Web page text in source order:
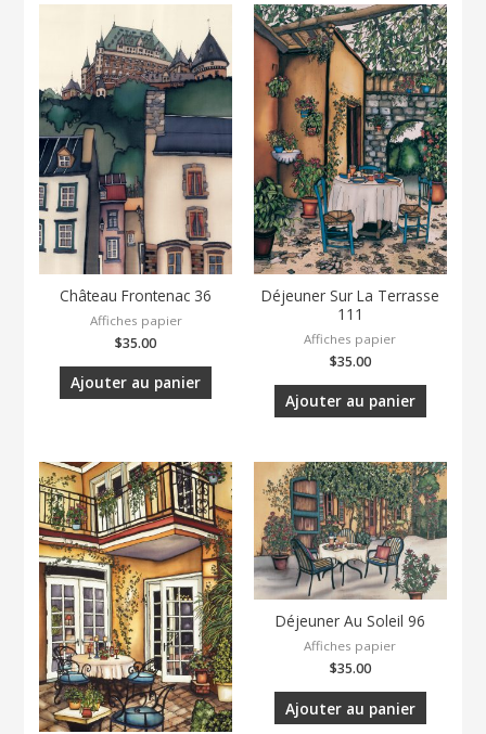
Château Frontenac 36
Affiches papier
$35.00
Ajouter au panier
Déjeuner Sur La Terrasse
111
Affiches papier
$35.00
Ajouter au panier
Déjeuner Au Soleil 96
Affiches papier
$35.00
Ajouter au panier